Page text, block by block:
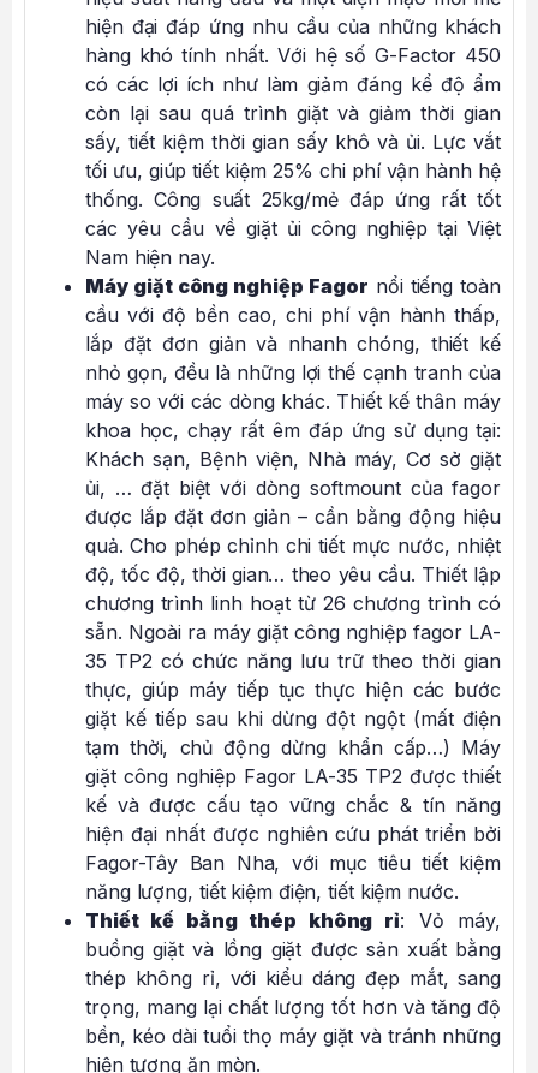
hiện đại đáp ứng nhu cầu của những khách
hàng khó tính nhất. Với hệ số G-Factor 450
có các lợi ích như làm giảm đáng kể độ ẩm
còn lại sau quá trình giặt và giảm thời gian
sấy, tiết kiệm thời gian sấy khô và ủi. Lực vắt
tối ưu, giúp tiết kiệm 25% chi phí vận hành hệ
thống. Công suất 25kg/mẻ đáp ứng rất tốt
các yêu cầu về giặt ủi công nghiệp tại Việt
Nam hiện nay.
Máy giặt công nghiệp Fagor nổi tiếng toàn
cầu với độ bền cao, chi phí vận hành thấp,
lắp đặt đơn giản và nhanh chóng, thiết kế
nhỏ gọn, đều là những lợi thế cạnh tranh của
máy so với các dòng khác. Thiết kế thân máy
khoa học, chạy rất êm đáp ứng sử dụng tại:
Khách sạn, Bệnh viện, Nhà máy, Cơ sở giặt
ủi, … đặt biệt với dòng softmount của fagor
được lắp đặt đơn giản – cần bằng động hiệu
quả. Cho phép chỉnh chi tiết mực nước, nhiệt
độ, tốc độ, thời gian… theo yêu cầu. Thiết lập
chương trình linh hoạt từ 26 chương trình có
sẵn. Ngoài ra máy giặt công nghiệp fagor LA-
35 TP2 có chức năng lưu trữ theo thời gian
thực, giúp máy tiếp tục thực hiện các bước
giặt kế tiếp sau khi dừng đột ngột (mất điện
tạm thời, chủ động dừng khẩn cấp…) Máy
giặt công nghiệp Fagor LA-35 TP2 được thiết
kế và được cấu tạo vững chắc & tín năng
hiện đại nhất được nghiên cứu phát triển bởi
Fagor-Tây Ban Nha, với mục tiêu tiết kiệm
năng lượng, tiết kiệm điện, tiết kiệm nước.
Thiết kế bằng thép không rỉ: Vỏ máy,
buồng giặt và lồng giặt được sản xuất bằng
thép không rỉ, với kiểu dáng đẹp mắt, sang
trọng, mang lại chất lượng tốt hơn và tăng độ
bền, kéo dài tuổi thọ máy giặt và tránh những
hiện tượng ăn mòn.